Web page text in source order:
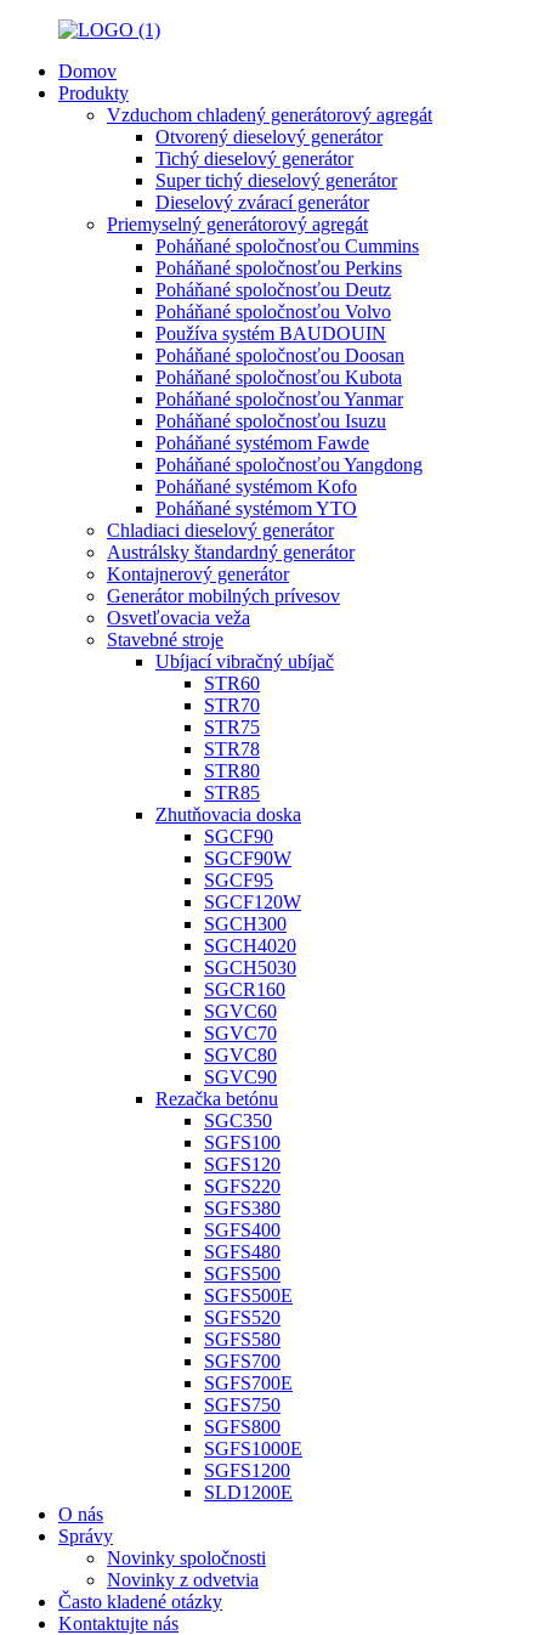
Domov
Produkty
Vzduchom chladený generátorový agregát
Otvorený dieselový generátor
Tichý dieselový generátor
Super tichý dieselový generátor
Dieselový zvárací generátor
Priemyselný generátorový agregát
Poháňané spoločnosťou Cummins
Poháňané spoločnosťou Perkins
Poháňané spoločnosťou Deutz
Poháňané spoločnosťou Volvo
Používa systém BAUDOUIN
Poháňané spoločnosťou Doosan
Poháňané spoločnosťou Kubota
Poháňané spoločnosťou Yanmar
Poháňané spoločnosťou Isuzu
Poháňané systémom Fawde
Poháňané spoločnosťou Yangdong
Poháňané systémom Kofo
Poháňané systémom YTO
Chladiaci dieselový generátor
Austrálsky štandardný generátor
Kontajnerový generátor
Generátor mobilných prívesov
Osvetľovacia veža
Stavebné stroje
Ubíjací vibračný ubíjač
STR60
STR70
STR75
STR78
STR80
STR85
Zhutňovacia doska
SGCF90
SGCF90W
SGCF95
SGCF120W
SGCH300
SGCH4020
SGCH5030
SGCR160
SGVC60
SGVC70
SGVC80
SGVC90
Rezačka betónu
SGC350
SGFS100
SGFS120
SGFS220
SGFS380
SGFS400
SGFS480
SGFS500
SGFS500E
SGFS520
SGFS580
SGFS700
SGFS700E
SGFS750
SGFS800
SGFS1000E
SGFS1200
SLD1200E
O nás
Správy
Novinky spoločnosti
Novinky z odvetvia
Často kladené otázky
Kontaktujte nás